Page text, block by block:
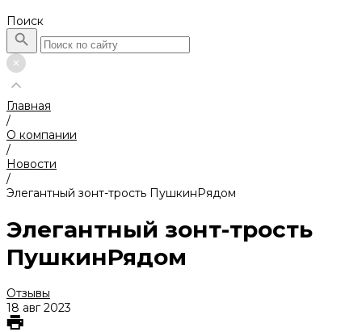
Поиск
Главная
/
О компании
/
Новости
/
Элегантный зонт-трость ПушкинРядом
Элегантный зонт-трость
ПушкинРядом
Отзывы
18 авг 2023